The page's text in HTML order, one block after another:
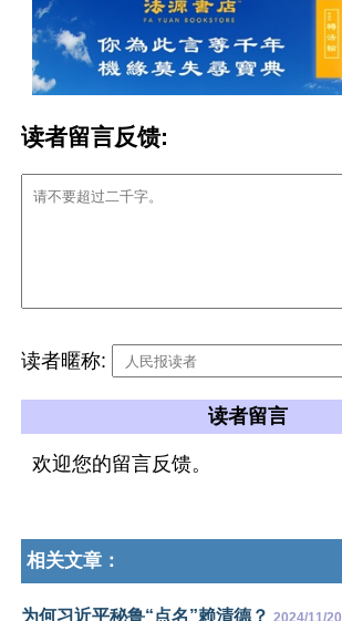
读者留言反馈:
读者暱称:
读者留言
欢迎您的留言反馈。
相关文章：
为何习近平秘鲁“点名”赖清德？ 2024/11/20